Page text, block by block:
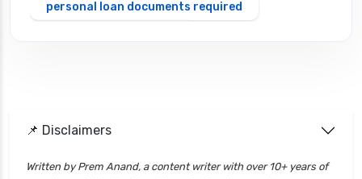
personal loan documents required
personal loan eligibility cholamandalam
📌 Disclaimers
Written by Prem Anand, a content writer with over 10+ years of